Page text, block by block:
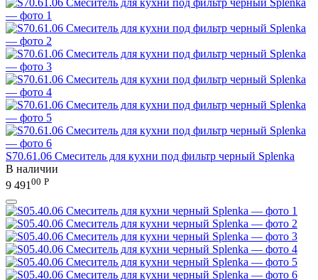
S70.61.06 Смеситель для кухни под фильтр черный Splenka
В наличии
9 491 00 Р